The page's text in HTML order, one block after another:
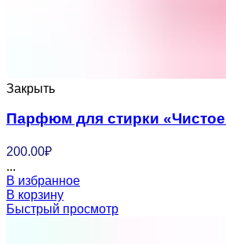
Закрыть
Парфюм для стирки
200.00₽
...
В избранное
В корзину
Быстрый просмотр